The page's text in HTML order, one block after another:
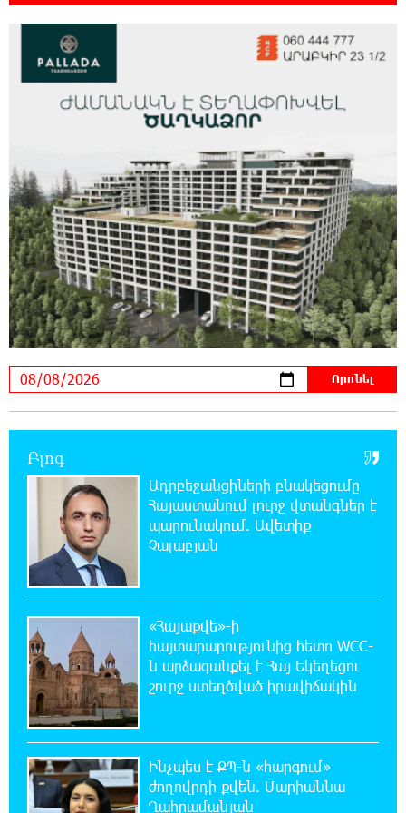
են ունեցել
Չհանե´ս խաչդ, Հայաստան աշխարհ․ Ուժեղ
Հայաստան
Սիցիլիայի օդանավակայանը փակվել է
Էթնա հրաբխի ժայթքման պատճառով
19:16:13 8-08-2026
Հետվճարի փոխարեն՝ արժանապատիվ և
ֆիքսված թոշակ․ ինչու է գործող
համակարգը սոցիալական անարդարության խնդիր
ստեղծում. Հրայր Կամենդատյան
գերազանցել է թույլատրելի սահմանը
Իրանը պատրաստ է բացել Հորմուզի
նեղուցը, եթե ԱՄՆ-ն ընդունի
հանրապետության պայմանները
18:21:30 8-08-2026
Երևանում անցկացվել է հաշմանդամություն
փառատոն
18:02:58 8-08-2026
Դմիտրի Մեդվեդև. Արևմուտքի
քաղաքականությունը Հայաստանի
17:36:59 8-08-2026
Ադրբեջանցիների բնակեցումը
Բլոգ
Ադրբեջանցիների բնակեցումը
Հայաստանում լուրջ վտանգներ է
պարունակում. Ավետիք
Չալաբյան
«Հայաքվե»-ի
հայտարարությունից հետո WCC-
ն արձագանքել է Հայ Եկեղեցու
շուրջ ստեղծված իրավիճակին
Ինչպես է ՔՊ-ն «հարգում»
ժողովրդի քվեն. Մարիաննա
Ղահրամանյան